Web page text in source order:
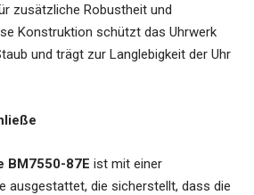
zusätzliche Robustheit und
Konstruktion schützt das Uhrwerk
und trägt zur Langlebigkeit der Uhr
BM7550-87E ist mit einer
ausgestattet, die sicherstellt, dass die